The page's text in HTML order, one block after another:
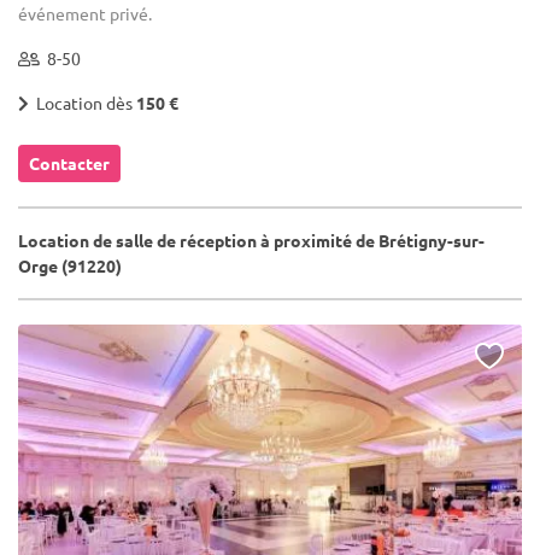
événement privé.
8-50
Location dès 150 €
Contacter
Location de salle de réception à proximité de Brétigny-sur-
Orge (91220)